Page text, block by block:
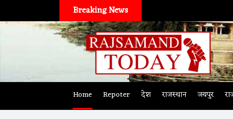
Breaking News
Home Repoter देश राजस्थान जयपुर